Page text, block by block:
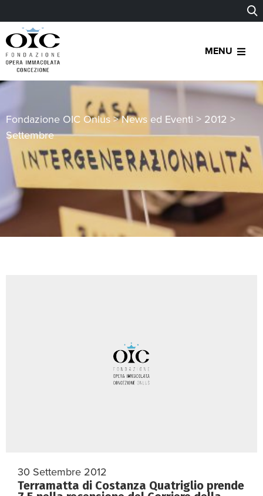
MENU
Fondazione OIC Onlus >News ed Eventi > 2012 >
Settembre
30 Settembre 2012
Terramatta di Costanza Quatriglio prende